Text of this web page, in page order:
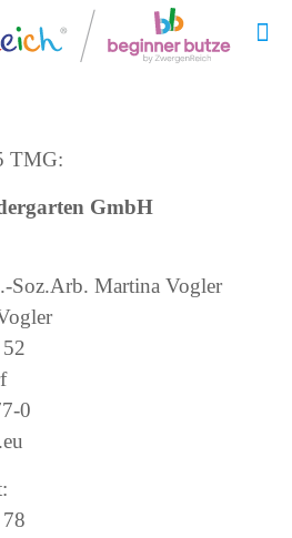
TMG:
GmbH
Soz.Arb. Martina Vogler
52
0